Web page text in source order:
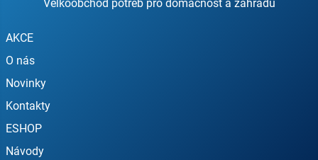
Velkoobchod potřeb pro domácnost a zahradu
AKCE
O nás
Novinky
Kontakty
ESHOP
Návody